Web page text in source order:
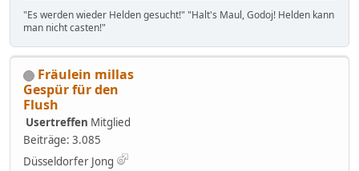
"Es werden wieder Helden gesucht!" "Halt's Maul, Godoj! Helden kann
man nicht casten!"
Fräulein millas
Gespür für den
Flush
Usertreffen Mitglied
Beiträge: 3.085
Düsseldorfer Jong